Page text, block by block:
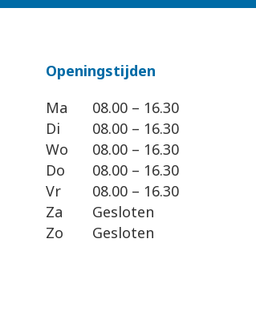
Openingstijden
Ma
Di
Wo
Do
Vr
Za
Zo
08.00 – 16.30
08.00 – 16.30
08.00 – 16.30
08.00 – 16.30
08.00 – 16.30
Gesloten
Gesloten